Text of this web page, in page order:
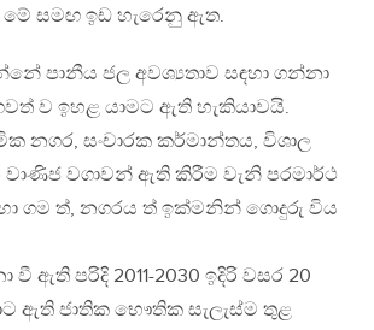
සමඟ ඉඩ හැරෙනු ඇත.
පානීය ජල අවශ්‍යතාව සඳහා ගන්නා
ව ඉහළ යාමට ඇති හැකියාවයි.
නගර, සංචාරක කර්මාන්තය, විශාල
වගාවන් ඇති කිරීම වැනි පරමාර්ථ
ගම ත්, නගරය ත් ඉක්මනින් ගොදුරු විය
ඇති පරිදි 2011-2030 ඉදිරි වසර 20
ඇති ජාතික භෞතික සැලැස්ම තුළ